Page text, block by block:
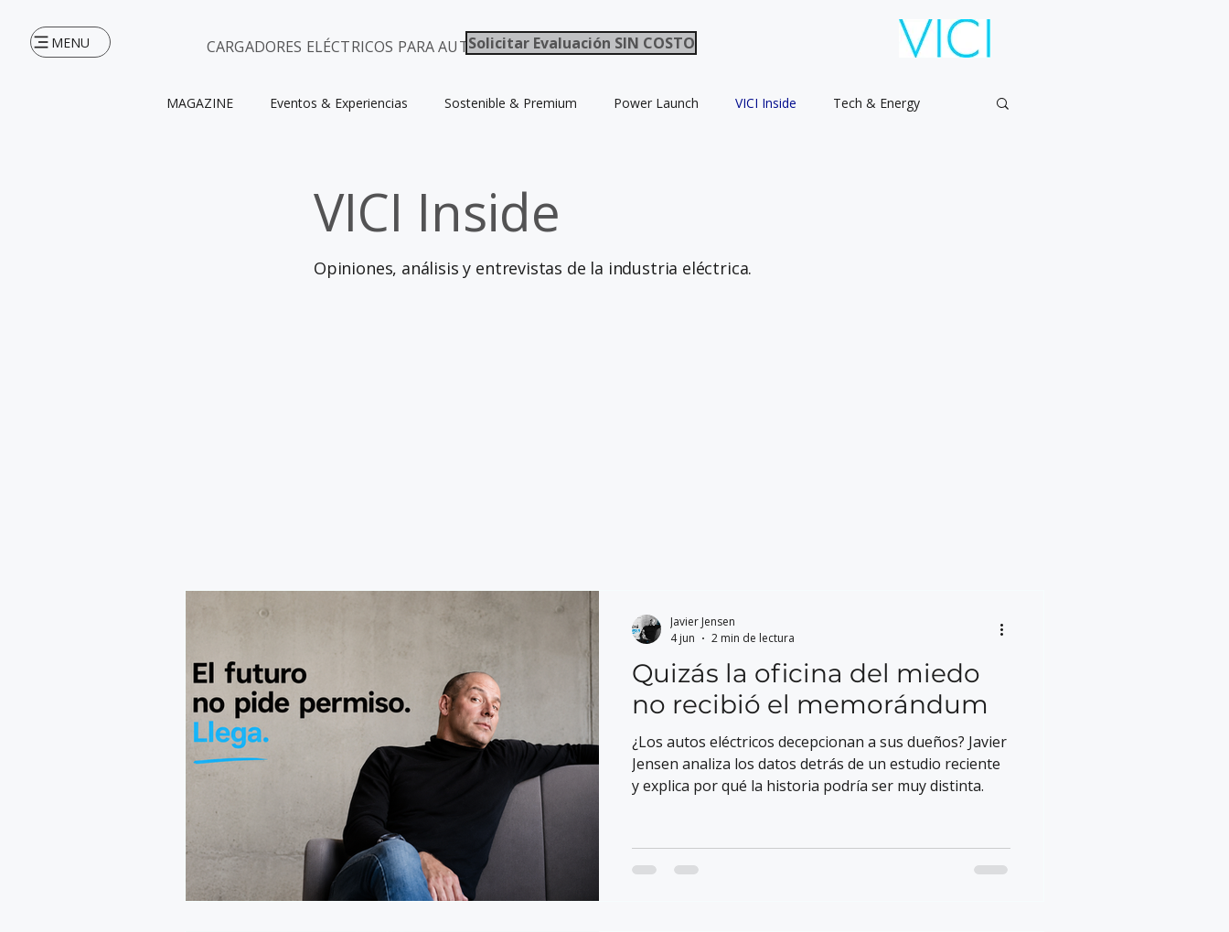
MENU CARGADORES ELÉCTRICOS PARA AUTOS / ELECTROMOVILIDAD CHILE
Solicitar Evaluación SIN COSTO
MAGAZINE Eventos & Experiencias Sostenible & Premium Power Launch VICI Inside Tech & Energy
VICI Inside
Opiniones, análisis y entrevistas de la industria eléctrica.
Quizás la oficina del miedo
no recibió el memorándum
¿Los autos eléctricos decepcionan a sus dueños? Javier
Jensen analiza los datos detrás de un estudio reciente
y explica por qué la historia podría ser muy distinta.
Javier Jensen
4 jun
2 min de lectura